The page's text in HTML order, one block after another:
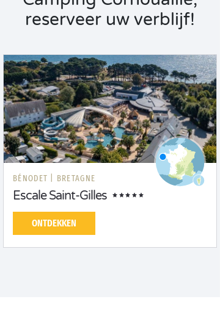
reserveer uw verblijf!
BÉNODET | BRETAGNE
Escale Saint-Gilles
ONTDEKKEN